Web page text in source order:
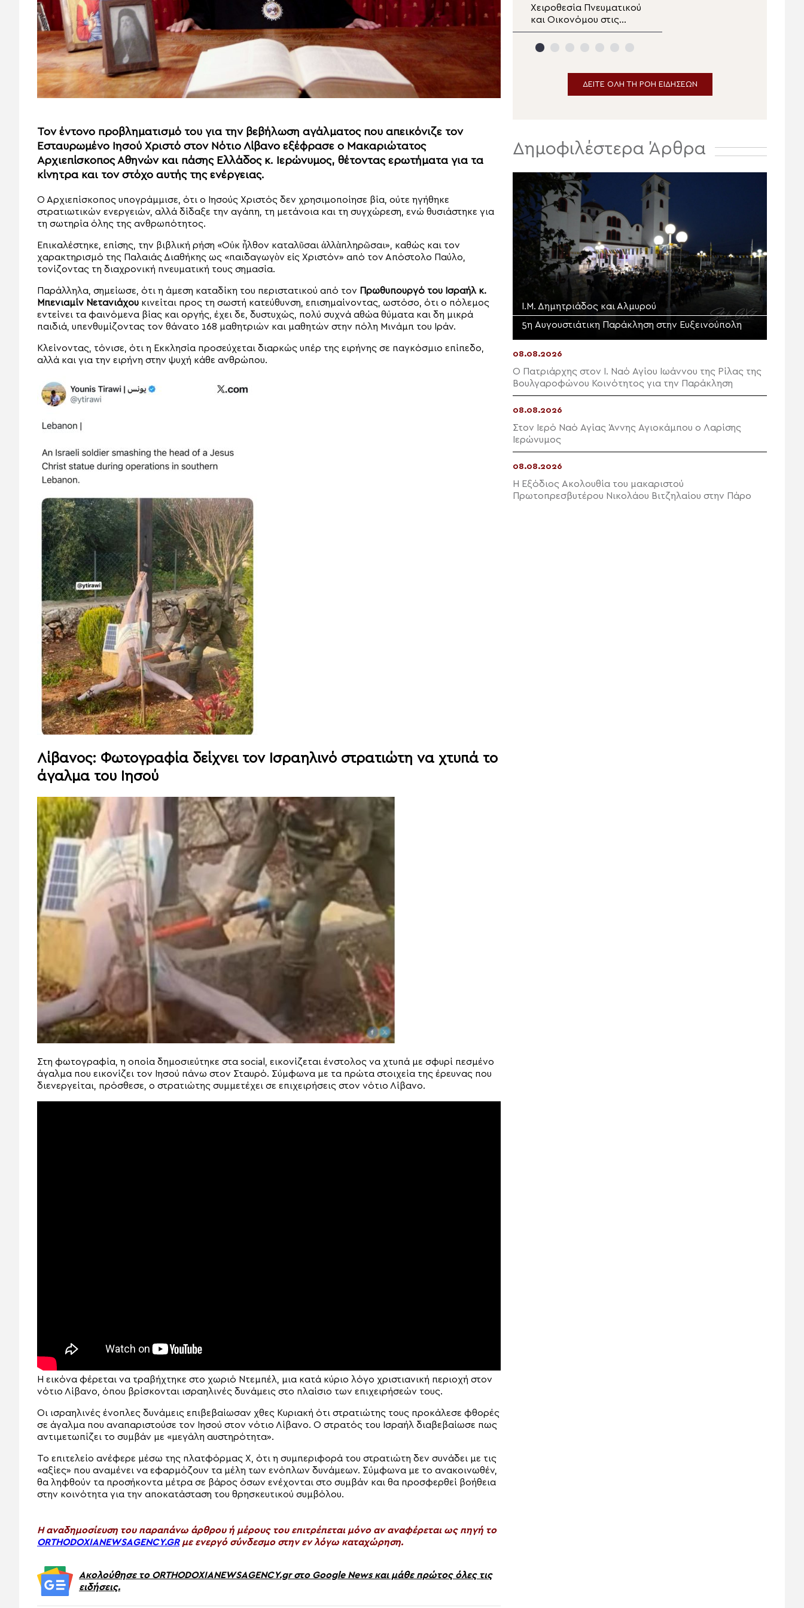
Τον έντονο προβληματισμό του για την βεβήλωση αγάλματος που απεικόνιζε τον
Εσταυρωμένο Ιησού Χριστό στον Νότιο Λίβανο εξέφρασε ο Μακαριώτατος
Αρχιεπίσκοπος Αθηνών και πάσης Ελλάδος κ. Ιερώνυμος, θέτοντας ερωτήματα για τα
κίνητρα και τον στόχο αυτής της ενέργειας.
Ο Αρχιεπίσκοπος υπογράμμισε, ότι ο Ιησούς Χριστός δεν χρησιμοποίησε βία, ούτε ηγήθηκε
στρατιωτικών ενεργειών, αλλά δίδαξε την αγάπη, τη μετάνοια και τη συγχώρεση, ενώ θυσιάστηκε για
τη σωτηρία όλης της ανθρωπότητος.
Επικαλέστηκε, επίσης, την βιβλική ρήση «Οὐκ ἦλθον καταλῦσαι ἀλλὰπληρῶσαι», καθώς και τον
χαρακτηρισμό της Παλαιάς Διαθήκης ως «παιδαγωγὸν εἰς Χριστόν» από τον Απόστολο Παύλο,
τονίζοντας τη διαχρονική πνευματική τους σημασία.
Παράλληλα, σημείωσε, ότι η άμεση καταδίκη του περιστατικού από τον Πρωθυπουργό του Ισραήλ κ.
Μπενιαμίν Νετανιάχου κινείται προς τη σωστή κατεύθυνση, επισημαίνοντας, ωστόσο, ότι ο πόλεμος
εντείνει τα φαινόμενα βίας και οργής, έχει δε, δυστυχώς, πολύ συχνά αθώα θύματα και δη μικρά
παιδιά, υπενθυμίζοντας τον θάνατο 168 μαθητριών και μαθητών στην πόλη Μινάμπ του Ιράν.
Κλείνοντας, τόνισε, ότι η Εκκλησία προσεύχεται διαρκώς υπέρ της ειρήνης σε παγκόσμιο επίπεδο,
αλλά και για την ειρήνη στην ψυχή κάθε ανθρώπου.
Λίβανος: Φωτογραφία δείχνει τον Ισραηλινό στρατιώτη να χτυπά το
άγαλμα του Ιησού
Στη φωτογραφία, η οποία δημοσιεύτηκε στα social, εικονίζεται ένστολος να χτυπά με σφυρί πεσμένο
άγαλμα που εικονίζει τον Ιησού πάνω στον Σταυρό. Σύμφωνα με τα πρώτα στοιχεία της έρευνας που
διενεργείται, πρόσθεσε, ο στρατιώτης συμμετέχει σε επιχειρήσεις στον νότιο Λίβανο.
Η εικόνα φέρεται να τραβήχτηκε στο χωριό Ντεμπέλ, μια κατά κύριο λόγο χριστιανική περιοχή στον
νότιο Λίβανο, όπου βρίσκονται ισραηλινές δυνάμεις στο πλαίσιο των επιχειρήσεών τους.
Οι ισραηλινές ένοπλες δυνάμεις επιβεβαίωσαν χθες Κυριακή ότι στρατιώτης τους προκάλεσε φθορές
σε άγαλμα που αναπαριστούσε τον Ιησού στον νότιο Λίβανο. Ο στρατός του Ισραήλ διαβεβαίωσε πως
αντιμετωπίζει το συμβάν με «μεγάλη αυστηρότητα».
Το επιτελείο ανέφερε μέσω της πλατφόρμας Χ, ότι η συμπεριφορά του στρατιώτη δεν συνάδει με τις
«αξίες» που αναμένει να εφαρμόζουν τα μέλη των ενόπλων δυνάμεων. Σύμφωνα με το ανακοινωθέν,
θα ληφθούν τα προσήκοντα μέτρα σε βάρος όσων ενέχονται στο συμβάν και θα προσφερθεί βοήθεια
στην κοινότητα για την αποκατάσταση του θρησκευτικού συμβόλου.
H αναδημοσίευση του παραπάνω άρθρου ή μέρους του επιτρέπεται μόνο αν αναφέρεται ως πηγή το
ORTHODOXIANEWSAGENCY.GRμε ενεργό σύνδεσμο στην εν λόγω καταχώρηση.
Ακολούθησε το ORTHODOXIANEWSAGENCY.gr στο Google News και μάθε πρώτος όλες τις
ειδήσεις.
Μήνυμα σεβασμού προς
την Τρίτη Ηλικία από
τον Μητροπολίτη
Σπάρτης στη Ρειχέα
Χειροθεσία Πνευματικού
και Οικονόμου στις
Πινακάτες Πηλίου
ΔΕΙΤΕ ΟΛΗ ΤΗ ΡΟΗ ΕΙΔΗΣΕΩΝ
Δημοφιλέστερα Άρθρα
Ι.Μ. Δημητριάδος και Αλμυρού
5η Αυγουστιάτικη Παράκληση στην Ευξεινούπολη
08.08.2026
Ο Πατριάρχης στον I. Ναό Αγίου Ιωάννου της Ρίλας της
Βουλγαροφώνου Κοινότητος για την Παράκληση
08.08.2026
Στον Ιερό Ναό Αγίας Άννης Αγιοκάμπου ο Λαρίσης
Ιερώνυμος
08.08.2026
Η Εξόδιος Ακολουθία του μακαριστού
Πρωτοπρεσβυτέρου Νικολάου Βιτζηλαίου στην Πάρο